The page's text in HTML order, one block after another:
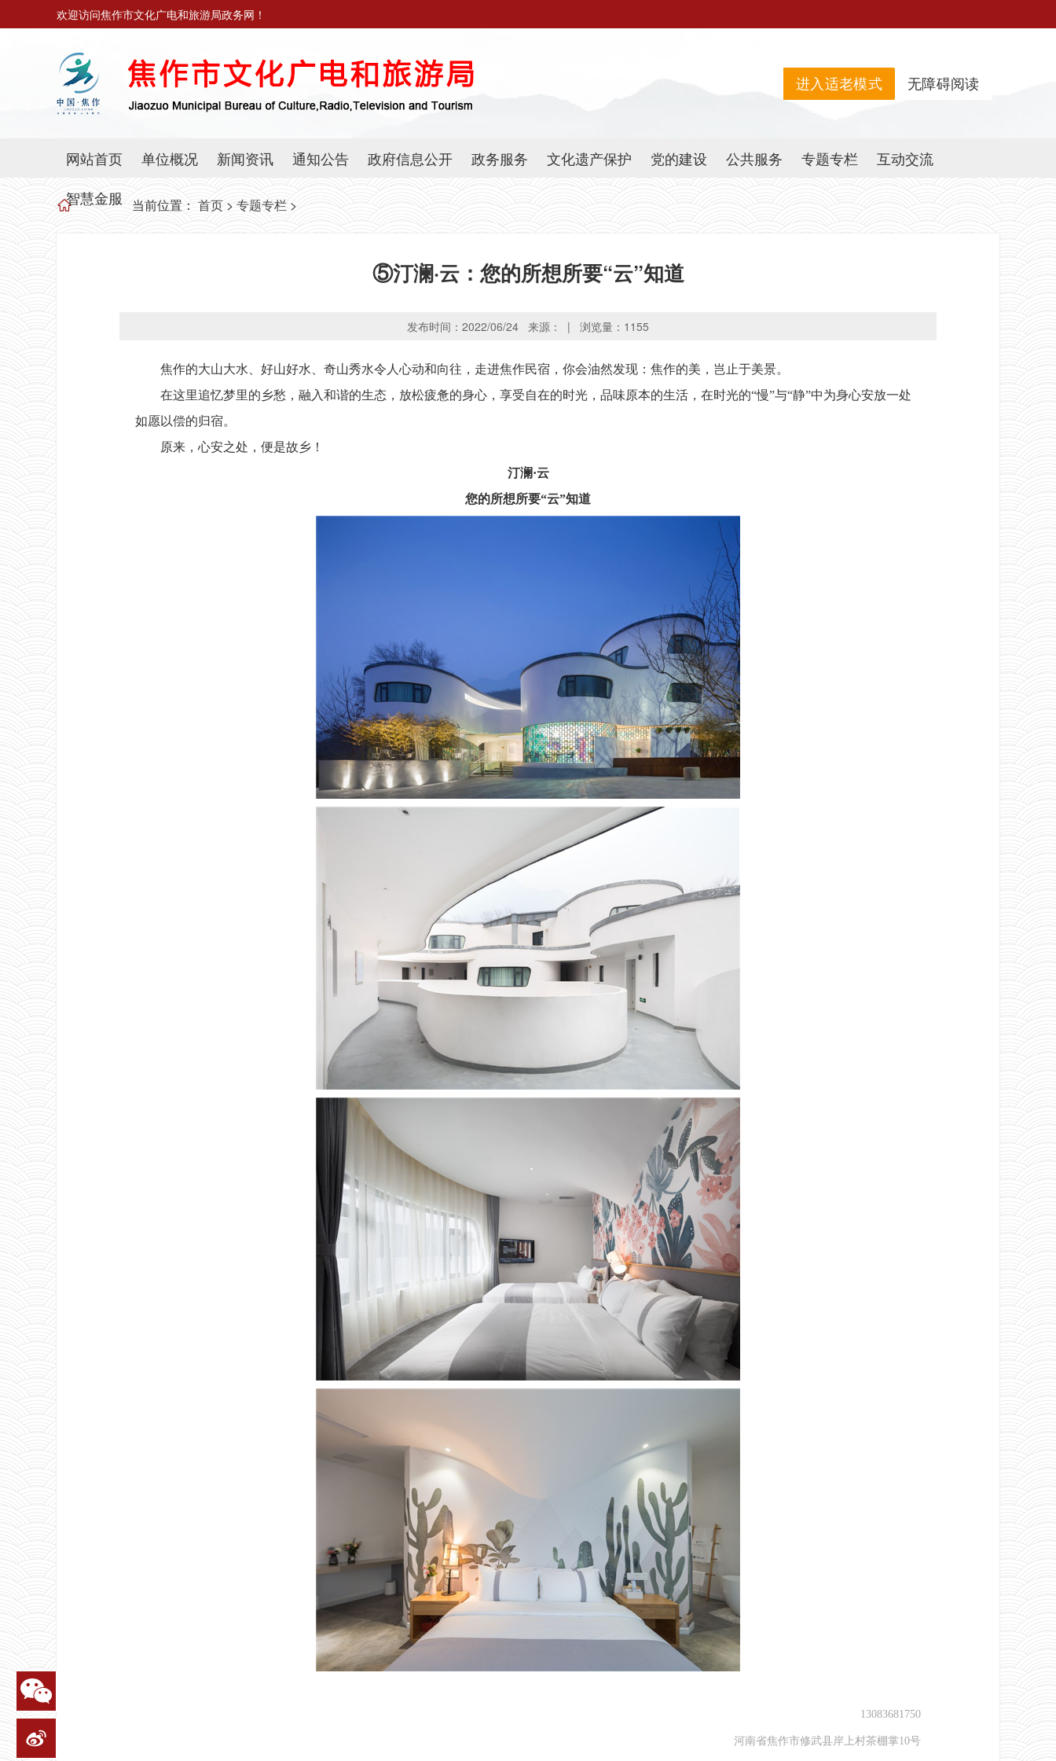
欢迎访问焦作市文化广电和旅游局政务网！
无障碍阅读
进入适老模式
网站首页 单位概况 新闻资讯 通知公告 政府信息公开 政务服务 文化遗产保护 党的建设 公共服务 专题专栏
互动交流
智慧金服
当前位置： 首页 > 专题专栏 >
⑤汀澜·云：您的所想所要“云”知道
发布时间：2022/06/24 来源： | 浏览量： 1155
焦作的大山大水、好山好水、奇山秀水令人心动和向往，走进焦作民宿，你会油然发现：焦作的美，岂止于美景。
在这里追忆梦里的乡愁，融入和谐的生态，放松疲惫的身心，享受自在的时光，品味原本的生活，在时光的“慢”与“静”中为身心安放一处
如愿以偿的归宿。
原来，心安之处，便是故乡！
汀澜·云
您的所想所要“云”知道
13083681750
河南省焦作市修武县岸上村茶棚掌10号